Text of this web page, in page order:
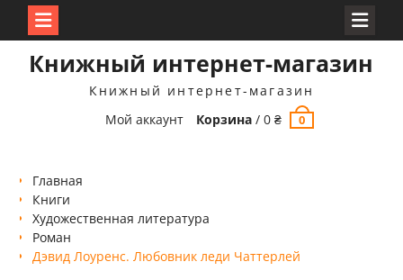
Книжный интернет-магазин
Книжный интернет-магазин
Мой аккаунт
Корзина /0₴ 0
Главная
Книги
Xудожественная литература
Роман
Дэвид Лоуренс. Любовник леди Чаттерлей